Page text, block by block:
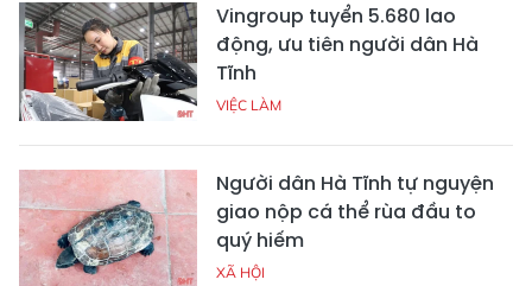
Vingroup tuyển 5.680 lao
động, ưu tiên người dân Hà
Tĩnh
VIỆC LÀM
Người dân Hà Tĩnh tự nguyện
giao nộp cá thể rùa đầu to
quý hiếm
XÃ HỘI